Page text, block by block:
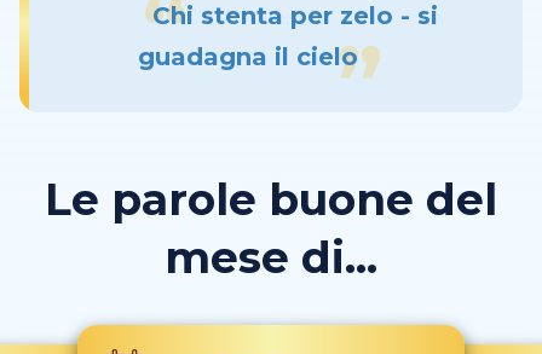
Chi stenta per zelo - si
guadagna il cielo
Le parole buone del
mese di...